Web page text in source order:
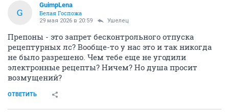
G
GuimpLena
Белая Госпожа
29 мая 2026 в 20:59 Ушелец
Препоны - это запрет бесконтрольного отпуска
рецептурных лс? Вообще-то у нас это и так никогда
не было разрешено. Чем тебе еще не угодили
электронные рецепты? Ничем? Но душа просит
возмущений?
ОТВЕТИТЬ